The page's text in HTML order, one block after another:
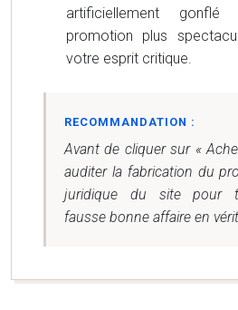
artificiellement
promotion plus
votre esprit critique.
RECOMMANDATION :
Avant de cliquer sur «
auditer la fabrication du
juridique du site pour
fausse bonne affaire en